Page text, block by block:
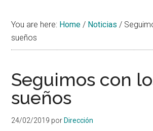
You are here: Home / Noticias /
sueños
Seguimos con
sueños
24/02/2019 por Dirección